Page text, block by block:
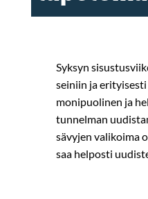
Syksyn
seiniin ja
monipuolinen ja
tunnelman
sävyjen valikoima
saa helposti